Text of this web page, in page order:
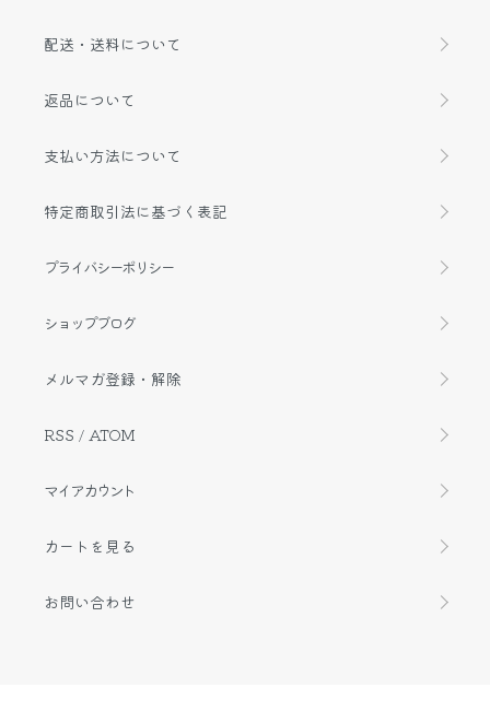
配送・送料について
返品について
支払い方法について
特定商取引法に基づく表記
プライバシーポリシー
ショップブログ
メルマガ登録・解除
RSS / ATOM
マイアカウント
カートを見る
お問い合わせ